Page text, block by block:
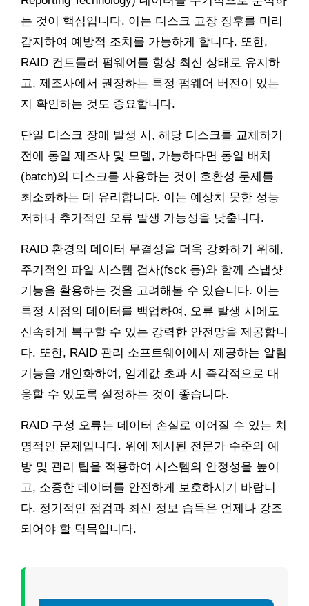
는 것이 핵심입니다. 이는 디스크 고장 징후를 미리
감지하여 예방적 조치를 가능하게 합니다. 또한,
RAID 컨트롤러 펌웨어를 항상 최신 상태로 유지하
고, 제조사에서 권장하는 특정 펌웨어 버전이 있는
지 확인하는 것도 중요합니다.
단일 디스크 장애 발생 시, 해당 디스크를 교체하기
전에 동일 제조사 및 모델, 가능하다면 동일 배치
(batch)의 디스크를 사용하는 것이 호환성 문제를
최소화하는 데 유리합니다. 이는 예상치 못한 성능
저하나 추가적인 오류 발생 가능성을 낮춥니다.
RAID 환경의 데이터 무결성을 더욱 강화하기 위해,
주기적인 파일 시스템 검사(fsck 등)와 함께 스냅샷
기능을 활용하는 것을 고려해볼 수 있습니다. 이는
특정 시점의 데이터를 백업하여, 오류 발생 시에도
신속하게 복구할 수 있는 강력한 안전망을 제공합니
다. 또한, RAID 관리 소프트웨어에서 제공하는 알림
기능을 개인화하여, 임계값 초과 시 즉각적으로 대
응할 수 있도록 설정하는 것이 좋습니다.
RAID 구성 오류는 데이터 손실로 이어질 수 있는 치
명적인 문제입니다. 위에 제시된 전문가 수준의 예
방 및 관리 팁을 적용하여 시스템의 안정성을 높이
고, 소중한 데이터를 안전하게 보호하시기 바랍니
다. 정기적인 점검과 최신 정보 습득은 언제나 강조
되어야 할 덕목입니다.